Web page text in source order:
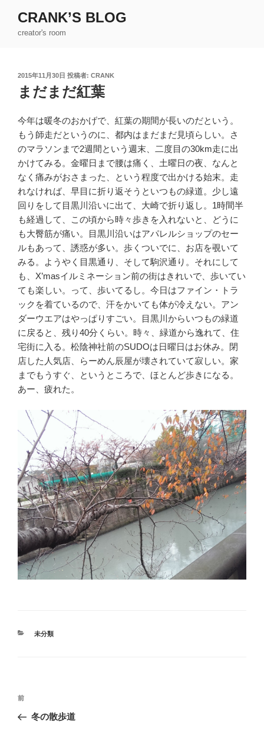
CRANK’S BLOG
creator's room
投
日:
2015年11月30日 投稿者: CRANK
まだまだ紅葉
今年は暖冬のおかげで、紅葉の期間が長いのだという。
もう師走だというのに、都内はまだまだ見頃らしい。さ
のマラソンまで2週間という週末、二度目の30km走に出
かけてみる。金曜日まで腰は痛く、土曜日の夜、なんと
なく痛みがおさまった、という程度で出かける始末。走
れなければ、早目に折り返そうといつもの緑道。少し遠
回りをして目黒川沿いに出て、大崎で折り返し。1時間半
も経過して、この頃から時々歩きを入れないと、どうに
も大臀筋が痛い。目黒川沿いはアパレルショップのセー
ルもあって、誘惑が多い。歩くついでに、お店を覗いて
みる。ようやく目黒通り、そして駒沢通り。それにして
も、X’masイルミネーション前の街はきれいで、歩いてい
ても楽しい。って、歩いてるし。今日はファイン・トラ
ックを着ているので、汗をかいても体が冷えない。アン
ダーウエアはやっぱりすごい。目黒川からいつもの緑道
に戻ると、残り40分くらい。時々、緑道から逸れて、住
宅街に入る。松陰神社前のSUDOは日曜日はお休み。閉
店した人気店、らーめん辰屋が壊されていて寂しい。家
までもうすぐ、というところで、ほとんど歩きになる。
あー、疲れた。
カ
未分類
投
ナ
過
去
前
冬の散歩道